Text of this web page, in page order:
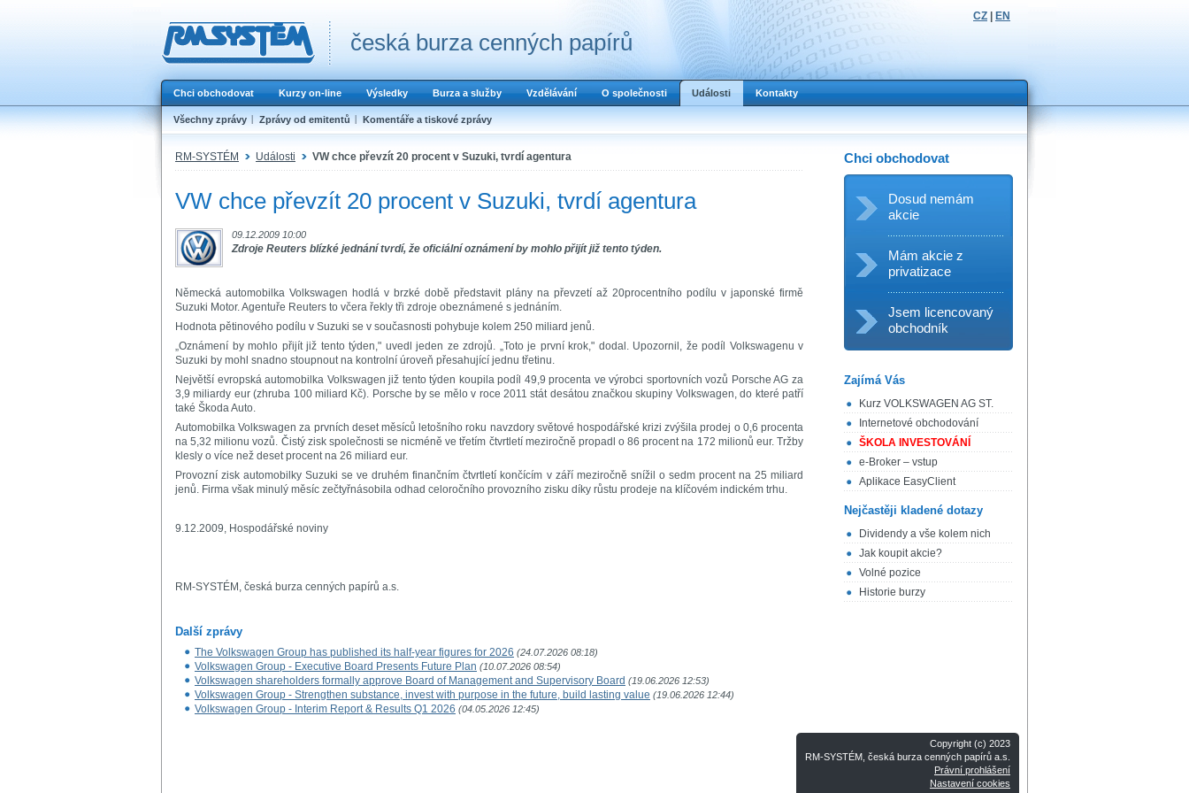
česká burza cenných papírů
CZ EN
Chci obchodovat Kurzy on-line Výsledky Burza a služby Vzdělávání O společnosti Události Kontakty
Všechny zprávy Zprávy od emitentů Komentáře a tiskové zprávy
RM-SYSTÉM Události VW chce převzít 20 procent v Suzuki, tvrdí agentura
VW chce převzít 20 procent v Suzuki, tvrdí agentura
09.12.2009 10:00
Zdroje Reuters blízké jednání tvrdí, že oficiální oznámení by mohlo přijít již tento týden.
Německá automobilka Volkswagen hodlá v brzké době představit plány na převzetí až 20procentního podílu v japonské firmě
Suzuki Motor. Agentuře Reuters to včera řekly tři zdroje obeznámené s jednáním.
Hodnota pětinového podílu v Suzuki se v současnosti pohybuje kolem 250 miliard jenů.
„Oznámení by mohlo přijít již tento týden," uvedl jeden ze zdrojů. „Toto je první krok," dodal. Upozornil, že podíl Volkswagenu v
Suzuki by mohl snadno stoupnout na kontrolní úroveň přesahující jednu třetinu.
Největší evropská automobilka Volkswagen již tento týden koupila podíl 49,9 procenta ve výrobci sportovních vozů Porsche AG za
3,9 miliardy eur (zhruba 100 miliard Kč). Porsche by se mělo v roce 2011 stát desátou značkou skupiny Volkswagen, do které patří
také Škoda Auto.
Automobilka Volkswagen za prvních deset měsíců letošního roku navzdory světové hospodářské krizi zvýšila prodej o 0,6 procenta
na 5,32 milionu vozů. Čistý zisk společnosti se nicméně ve třetím čtvrtletí meziročně propadl o 86 procent na 172 milionů eur. Tržby
klesly o více než deset procent na 26 miliard eur.
Provozní zisk automobilky Suzuki se ve druhém finančním čtvrtletí končícím v září meziročně snížil o sedm procent na 25 miliard
jenů. Firma však minulý měsíc zečtyřnásobila odhad celoročního provozního zisku díky růstu prodeje na klíčovém indickém trhu.
9.12.2009, Hospodářské noviny
RM-SYSTÉM, česká burza cenných papírů a.s.
Další zprávy
The Volkswagen Group has published its half-year figures for 2026 (24.07.2026 08:18)
Volkswagen Group - Executive Board Presents Future Plan (10.07.2026 08:54)
Volkswagen shareholders formally approve Board of Management and Supervisory Board (19.06.2026 12:53)
Volkswagen Group - Strengthen substance, invest with purpose in the future, build lasting value (19.06.2026 12:44)
Volkswagen Group - Interim Report & Results Q1 2026 (04.05.2026 12:45)
Chci obchodovat
Dosud nemám
akcie
Mám akcie z
privatizace
Jsem licencovaný
obchodník
Zajímá Vás
Kurz VOLKSWAGEN AG ST.
Internetové obchodování
ŠKOLA INVESTOVÁNÍ
e-Broker – vstup
Aplikace EasyClient
Nejčastěji kladené dotazy
Dividendy a vše kolem nich
Jak koupit akcie?
Volné pozice
Historie burzy
Copyright (c) 2023
RM-SYSTÉM, česká burza cenných papírů a.s.
Právní prohlášení
Nastavení cookies